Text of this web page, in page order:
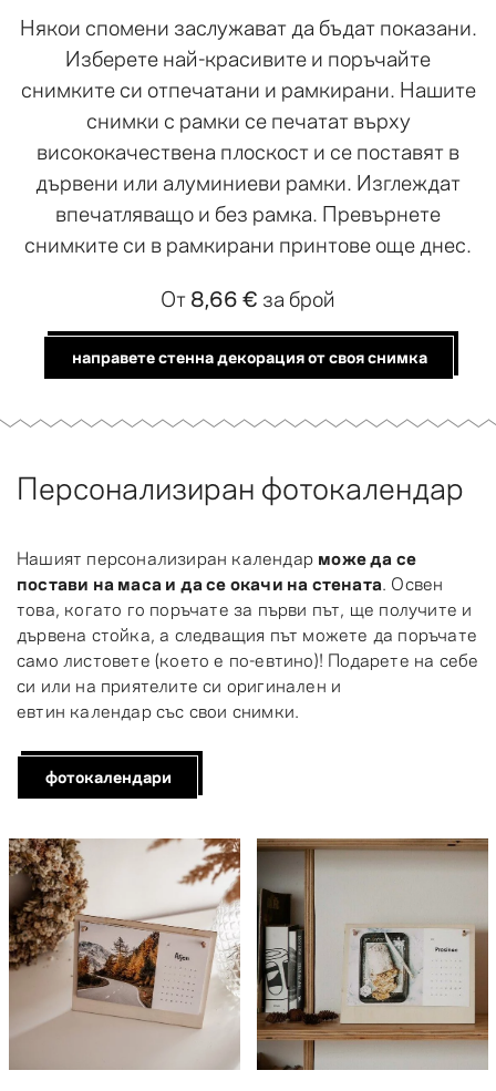
Някои спомени заслужават да бъдат показани.
Изберете най-красивите и поръчайте
снимките си отпечатани и рамкирани. Нашите
снимки с рамки се печатат върху
висококачествена плоскост и се поставят в
дървени или алуминиеви рамки. Изглеждат
впечатляващо и без рамка. Превърнете
снимките си в рамкирани принтове още днес.
От8,66 € за брой
направете стенна декорация от своя снимка
Персонализиран фотокалендар
Нашият персонализиран календар може да се
постави на маса и да се окачи на стената . Освен
това, когато го поръчате за първи път, ще получите и
дървена стойка, а следващия път можете да поръчате
само листовете (което е по-евтино)! Подарете на себе
си или на приятелите си оригинален и
евтин календар със свои снимки.
фотокалендари